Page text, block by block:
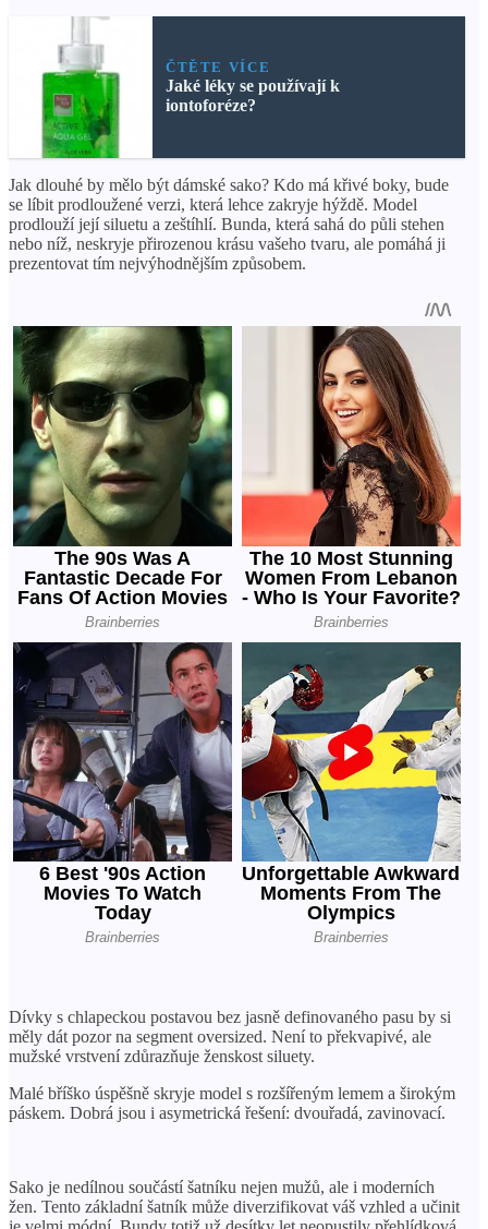
ČTĚTE VÍCE
Jaké léky se používají k
iontoforéze?
Jak dlouhé by mělo být dámské sako? Kdo má křivé boky, bude
se líbit prodloužené verzi, která lehce zakryje hýždě. Model
prodlouží její siluetu a zeštíhlí. Bunda, která sahá do půli stehen
nebo níž, neskryje přirozenou krásu vašeho tvaru, ale pomáhá ji
prezentovat tím nejvýhodnějším způsobem.
Dívky s chlapeckou postavou bez jasně definovaného pasu by si
měly dát pozor na segment oversized. Není to překvapivé, ale
mužské vrstvení zdůrazňuje ženskost siluety.
Malé bříško úspěšně skryje model s rozšířeným lemem a širokým
páskem. Dobrá jsou i asymetrická řešení: dvouřadá, zavinovací.
Sako je nedílnou součástí šatníku nejen mužů, ale i moderních
žen. Tento základní šatník může diverzifikovat váš vzhled a učinit